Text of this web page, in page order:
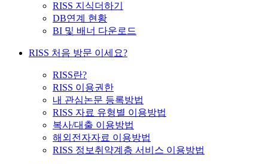
RISS 지식더하기
DB연계 현황
BI 및 배너 다운로드
RISS 처음 방문 이세요?
RISS란?
RISS 이용권한
내 관심논문 등록방법
RISS 자료 유형별 이용방법
복사/대출 이용방법
해외전자자료 이용방법
RISS 정보취약계층 서비스 이용방법